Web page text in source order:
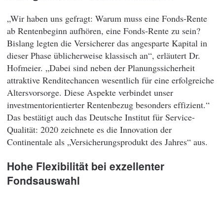
„Wir haben uns gefragt: Warum muss eine Fonds-Rente
ab Rentenbeginn aufhören, eine Fonds-Rente zu sein?
Bislang legten die Versicherer das angesparte Kapital in
dieser Phase üblicherweise klassisch an“, erläutert Dr.
Hofmeier. „Dabei sind neben der Planungssicherheit
attraktive Renditechancen wesentlich für eine erfolgreiche
Altersvorsorge. Diese Aspekte verbindet unser
investmentorientierter Rentenbezug besonders effizient.“
Das bestätigt auch das Deutsche Institut für Service-
Qualität: 2020 zeichnete es die Innovation der
Continentale als „Versicherungsprodukt des Jahres“ aus.
Hohe Flexibilität bei exzellenter
Fondsauswahl